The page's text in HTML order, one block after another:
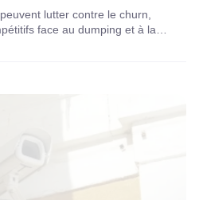
lutter contre le churn,
face au dumping et à la